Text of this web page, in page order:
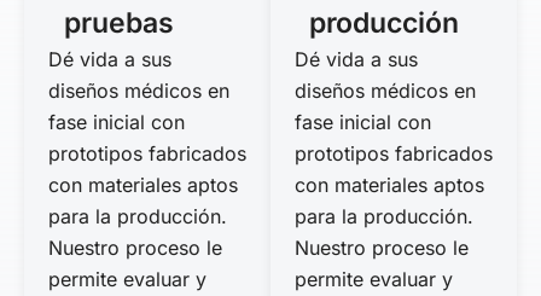
pruebas
Dé vida a sus
diseños médicos en
fase inicial con
prototipos fabricados
con materiales aptos
para la producción.
Nuestro proceso le
permite evaluar y
producción
Dé vida a sus
diseños médicos en
fase inicial con
prototipos fabricados
con materiales aptos
para la producción.
Nuestro proceso le
permite evaluar y